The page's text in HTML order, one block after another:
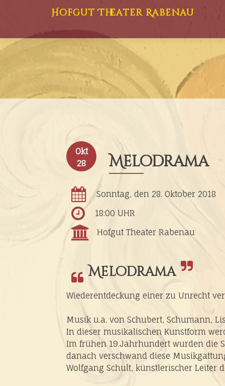
Hofgut Theater Rabenau
Okt
28
Melodrama
Sonntag, den 28. Oktober 2018
18:00 UHR
Hofgut Theater Rabenau
Melodrama
Wiederentdeckung einer zu Unrecht
Musik u.a. von Schubert, Schumann,
In dieser musikalischen Kunstform
Im frühen 19.Jahrhundert wurden die
danach verschwand diese
Wolfgang Schult, künstlerischer Leiter